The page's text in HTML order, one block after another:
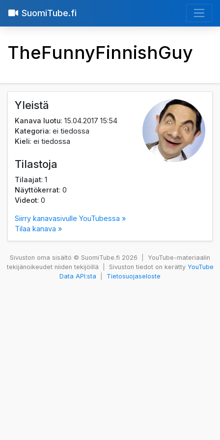
SuomiTube.fi
TheFunnyFinnishGuy
Yleistä
Kanava luotu: 15.04.2017 15:54
Kategoria: ei tiedossa
Kieli: ei tiedossa
Tilastoja
Tilaajat: 1
Näyttökerrat: 0
Videot: 0
Siirry kanavasivulle YouTubessa »
Tilaa kanava »
Sivuston oma sisältö © SuomiTube.fi 2026
YouTube-materiaalin
tekijänoikeudet niiden tekijöillä
Sivuston tiedot on kerätty YouTube
Data API:sta
Tietosuojaseloste